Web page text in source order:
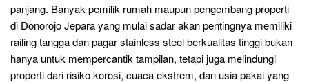
panjang. Banyak pemilik rumah maupun pengembang properti
di Donorojo Jepara yang mulai sadar akan pentingnya memiliki
railing tangga dan pagar stainless steel berkualitas tinggi bukan
hanya untuk mempercantik tampilan, tetapi juga melindungi
properti dari risiko korosi, cuaca ekstrem, dan usia pakai yang